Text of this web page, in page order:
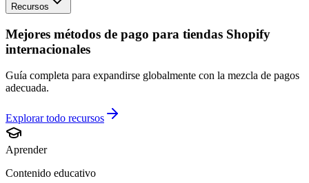
Recursos
Mejores métodos de pago para tiendas Shopify
internacionales
Guía completa para expandirse globalmente con la mezcla de pagos
adecuada.
Explorar todo recursos
Aprender
Contenido educativo